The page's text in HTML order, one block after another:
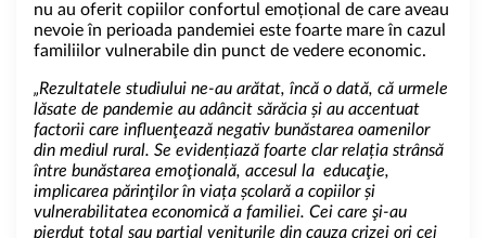
nu au oferit copiilor confortul emoțional de care aveau
nevoie în perioada pandemiei este foarte mare în cazul
familiilor vulnerabile din punct de vedere economic.
„Rezultatele studiului ne-au arătat, încă o dată, că urmele
lăsate de pandemie au adâncit sărăcia și au accentuat
factorii care influenţează negativ bunăstarea oamenilor
din mediul rural. Se evidențiază foarte clar relația strânsă
între bunăstarea emoţională, accesul la educaţie,
implicarea părinţilor în viața școlară a copiilor și
vulnerabilitatea economică a familiei. Cei care şi-au
pierdut total sau parţial veniturile din cauza crizei ori cei